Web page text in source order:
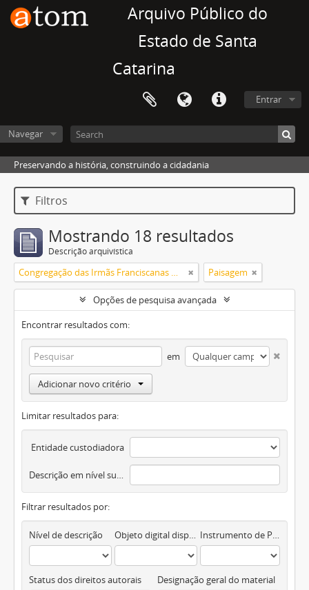
Arquivo Público do
Estado de Santa
Catarina
Entrar
Navegar
Preservando a história, construindo a cidadania
Filtros
Mostrando 18 resultados
Descrição arquivística
Congregação das Irmãs Franciscanas Missionárias de Maria Auxiliadora Paisagem
Opções de pesquisa avançada
Encontrar resultados com:
em
Adicionar novo critério
Limitar resultados para:
Entidade custodiadora
Descrição em nível superior
Filtrar resultados por:
Nível de descrição Objeto digital disponível Instrumento de Pesquisa
Status dos direitos autorais Designação geral do material